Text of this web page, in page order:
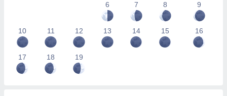
6
7 8 9
10 11 12 13 14 15 16
17 18 19